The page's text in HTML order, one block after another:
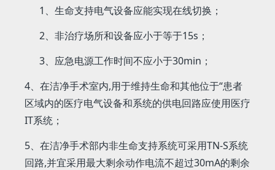
1、生命支持电气设备应能实现在线切换；
2、非治疗场所和设备应小于等于15s；
3、应急电源工作时间不应小于30min；
4、在洁净手术室内,用于维持生命和其他位于“患者
区域内的医疗电气设备和系统的供电回路应使用医疗
IT系统；
5、在洁净手术部内非生命支持系统可采用TN-S系统
回路,并宜采用最大剩余动作电流不超过30mA的剩余